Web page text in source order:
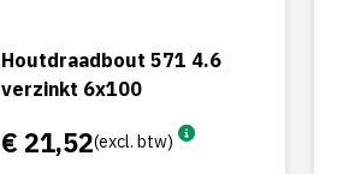
Houtdraadbout 571 4.6
verzinkt 6x100
€ 21,52(excl. btw)